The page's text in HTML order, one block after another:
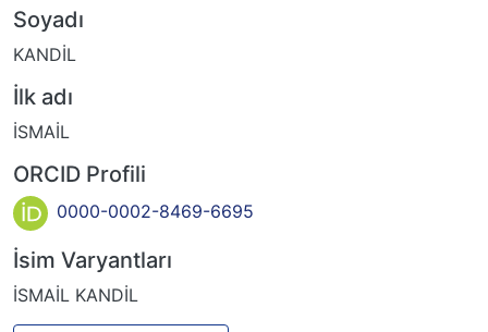
Soyadı
KANDİL
İlk adı
İSMAİL
ORCID Profili
0000-0002-8469-6695
İsim Varyantları
İSMAİL KANDİL